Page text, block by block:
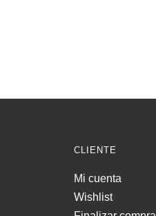
CLIENTE
Mi cuenta
Wishlist